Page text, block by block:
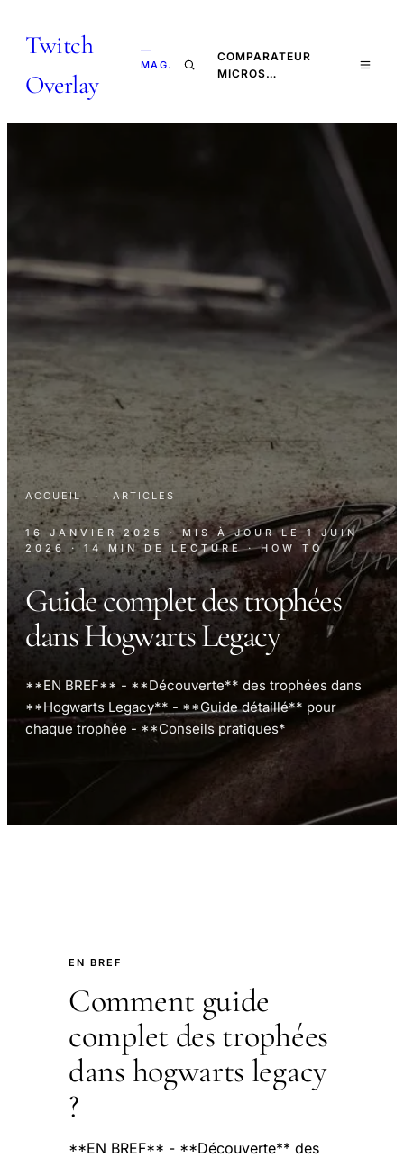
Twitch
Overlay
—
MAG.
COMPARATEUR
MICROS…
ACCUEIL · ARTICLES
16 JANVIER 2025 · MIS À JOUR LE1 JUIN
2026
· 14 MIN DE LECTURE · HOW TO
Guide complet des trophées
dans Hogwarts Legacy
**EN BREF** - **Découverte** des trophées dans
**Hogwarts Legacy** - **Guide détaillé** pour
chaque trophée - **Conseils pratiques*
EN BREF
Comment guide
complet des trophées
dans hogwarts legacy
?
**EN BREF** - **Découverte** des